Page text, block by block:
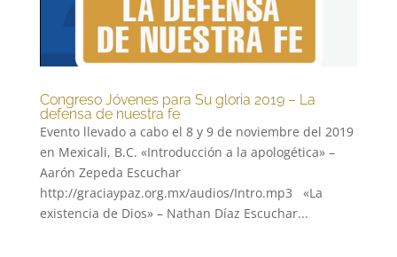
Congreso Jóvenes para Su gloria 2019 – La
defensa de nuestra fe
Evento llevado a cabo el 8 y 9 de noviembre del 2019
en Mexicali, B.C. «Introducción a la apologética» –
Aarón Zepeda Escuchar
http://graciaypaz.org.mx/audios/Intro.mp3 «La
existencia de Dios» – Nathan Díaz Escuchar...